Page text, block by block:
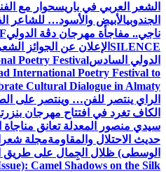
الشعر العربي في باريسحوار مع
الجندوبيالأبيض والأسود… للشاعر
ناجي.. مفاجأة مهرجان دڨة الدولي
SILENCE الإعلان عن الجوائز
الدولي السادسPoetry Festival
International Poetry Festival to
Cultural Dialogue in Almaty
الراي ينتصر للفن… وينتصر على
الكاف تغرد في افتتاح مهرجان بنزرت
سيدي منصور المعدلة تعانق مناجاة
حديث الاحتلال والمقاومةمجلة
الوسطى) ظلال الجِمال على طريق
Camel Shadows on the Silk